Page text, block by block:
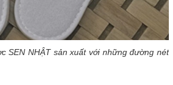
SEN NHẬT sản xuất với những đường nét